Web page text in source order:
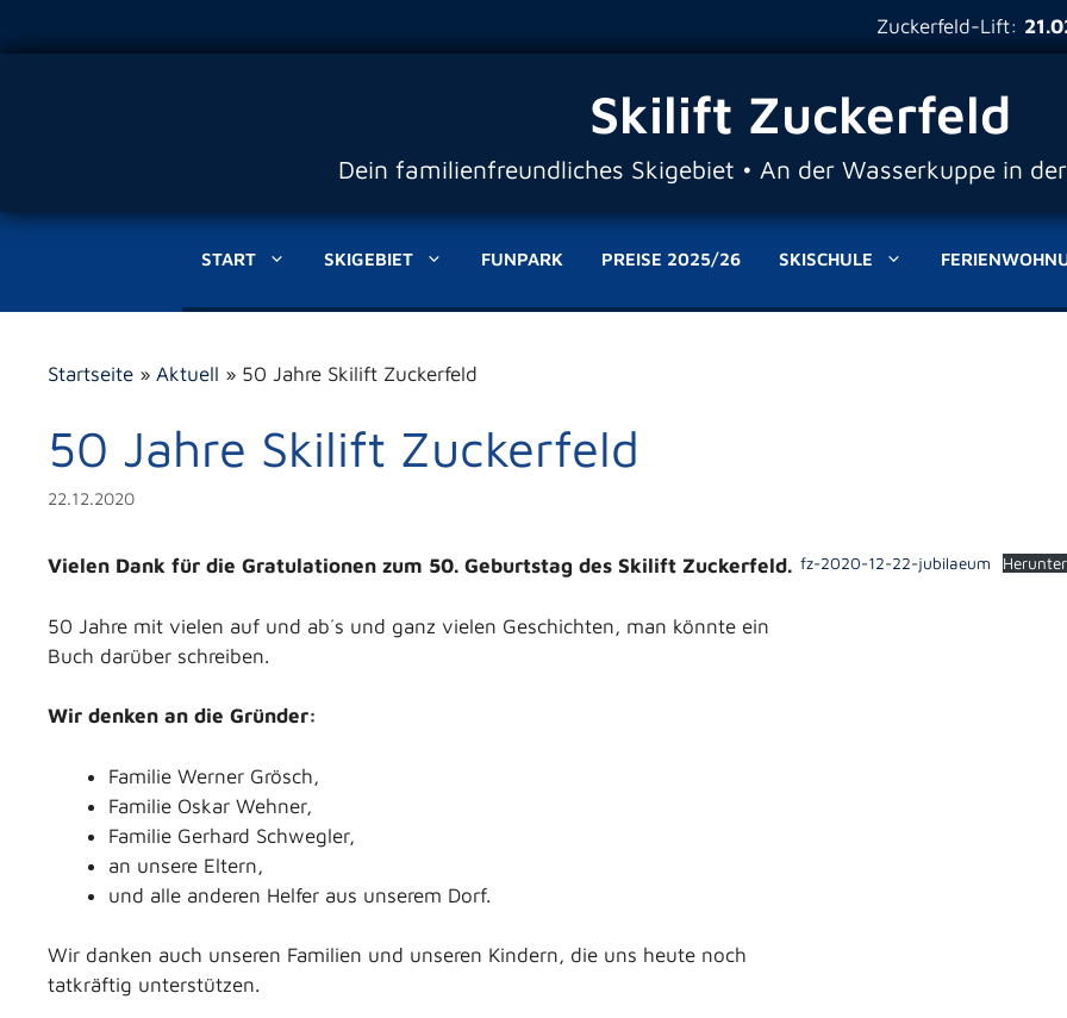
Zuckerfeld-Lift:
Skilift Zuckerfeld
Dein familienfreundliches Skigebiet • An der Wasserkuppe in
START SKIGEBIET FUNPARK PREISE 2025/26 SKISCHULE
Startseite » Aktuell » 50 Jahre Skilift Zuckerfeld
50 Jahre Skilift Zuckerfeld
22.12.2020
Vielen Dank für die Gratulationen zum 50. Geburtstag des Skilift Zuckerfeld.
50 Jahre mit vielen auf und ab´s und ganz vielen Geschichten, man könnte ein
Buch darüber schreiben.
Wir denken an die Gründer:
Familie Werner Grösch,
Familie Oskar Wehner,
Familie Gerhard Schwegler,
an unsere Eltern,
und alle anderen Helfer aus unserem Dorf.
Wir danken auch unseren Familien und unseren Kindern, die uns heute noch
tatkräftig unterstützen.
fz-2020-12-22-jubilaeum